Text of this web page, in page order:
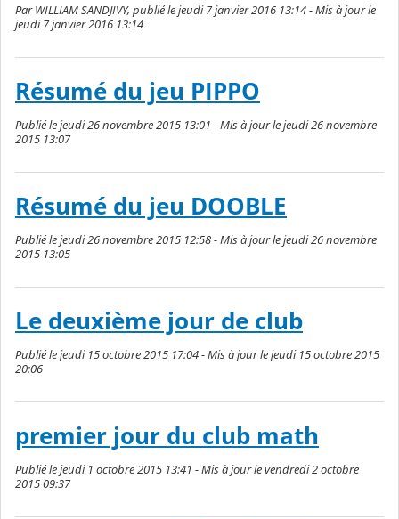
Par WILLIAM SANDJIVY, publié le jeudi 7 janvier 2016 13:14 - Mis à jour le
jeudi 7 janvier 2016 13:14
Résumé du jeu PIPPO
Publié le jeudi 26 novembre 2015 13:01 - Mis à jour le jeudi 26 novembre
2015 13:07
Résumé du jeu DOOBLE
Publié le jeudi 26 novembre 2015 12:58 - Mis à jour le jeudi 26 novembre
2015 13:05
Le deuxième jour de club
Publié le jeudi 15 octobre 2015 17:04 - Mis à jour le jeudi 15 octobre 2015
20:06
premier jour du club math
Publié le jeudi 1 octobre 2015 13:41 - Mis à jour le vendredi 2 octobre
2015 09:37